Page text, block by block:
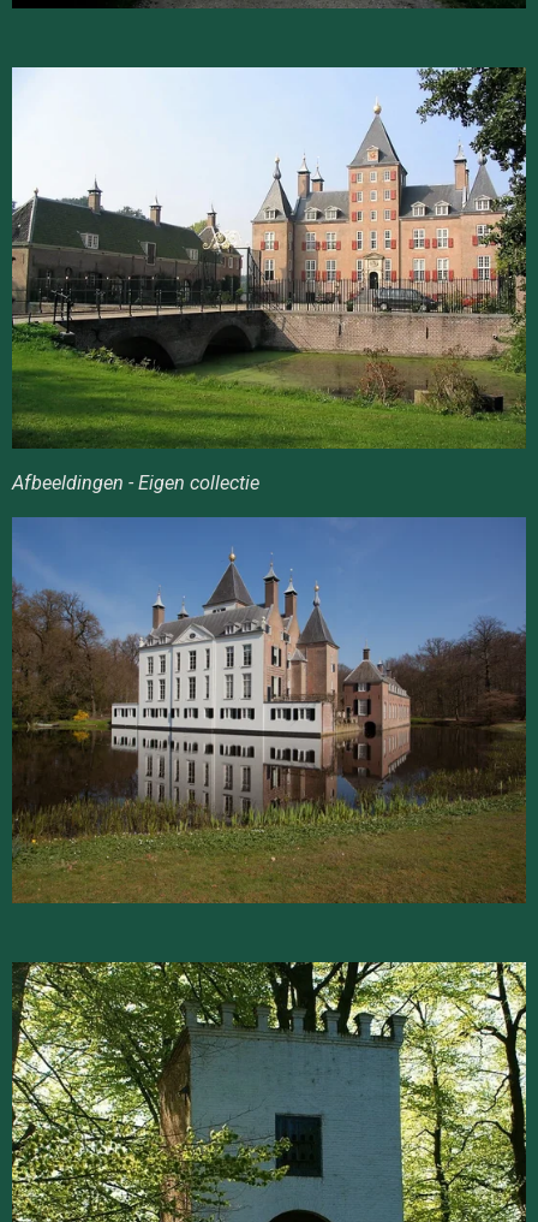
Afbeeldingen - Eigen collectie